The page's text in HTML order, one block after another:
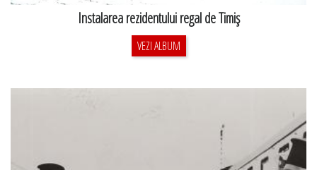
Instalarea rezidentului regal de Timiş
VEZI ALBUM